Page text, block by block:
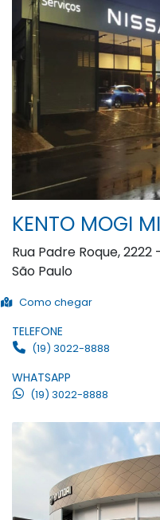
KENTO MOGI
Rua Padre Roque,
São Paulo
Como chegar
TELEFONE
(19) 3022-8888
WHATSAPP
(19) 3022-8888